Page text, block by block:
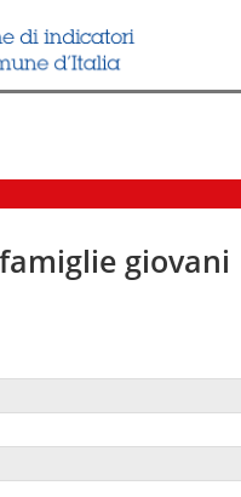
giovani